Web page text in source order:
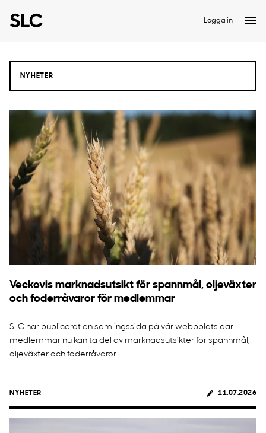
Logga in
Veckovis marknadsutsikt för spannmål, oljeväxter
och foderråvaror för medlemmar
SLC har publicerat en samlingssida på vår webbplats där
medlemmar nu kan ta del av marknadsutsikter för spannmål,
oljeväxter och foderråvaror....
NYHETER 11.07.2026